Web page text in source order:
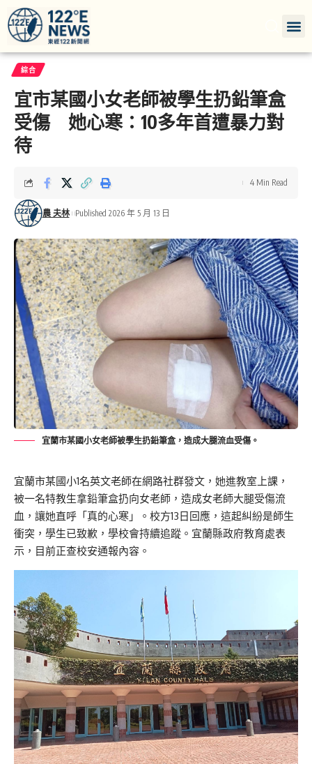
綜合
宜市某國小女老師被學生扔鉛筆盒
受傷 她心寒：10多年首遭暴力對
待
農 夫林 Published 2026 年 5 月 13 日
4 Min Read
宜蘭市某國小女老師被學生扔鉛筆盒，造成大腿流血受傷。
宜蘭市某國小1名英文老師在網路社群發文，她進教室上課，
被一名特教生拿鉛筆盒扔向女老師，造成女老師大腿受傷流
血，讓她直呼「真的心寒」。校方13日回應，這起糾紛是師生
衝突，學生已致歉，學校會持續追蹤。宜蘭縣政府教育處表
示，目前正查校安通報內容。